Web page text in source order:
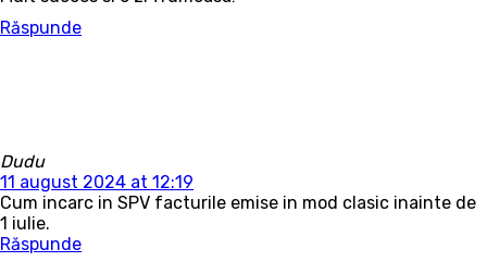
Răspunde
Dudu
11 august 2024 at 12:19
Cum incarc in SPV facturile emise in mod clasic inainte de
1 iulie.
Răspunde